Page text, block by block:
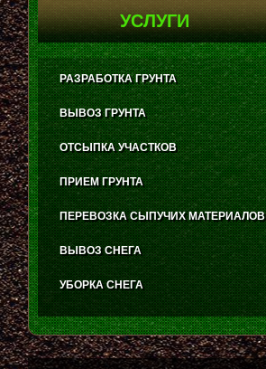
УСЛУГИ
РАЗРАБОТКА ГРУНТА
ВЫВОЗ ГРУНТА
ОТСЫПКА УЧАСТКОВ
ПРИЕМ ГРУНТА
ПЕРЕВОЗКА СЫПУЧИХ МАТЕРИАЛОВ
ВЫВОЗ СНЕГА
УБОРКА СНЕГА